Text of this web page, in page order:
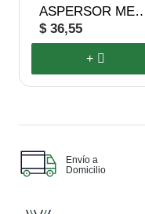
ASPERSOR
$ 36,55
+
Envío a
Domicilio